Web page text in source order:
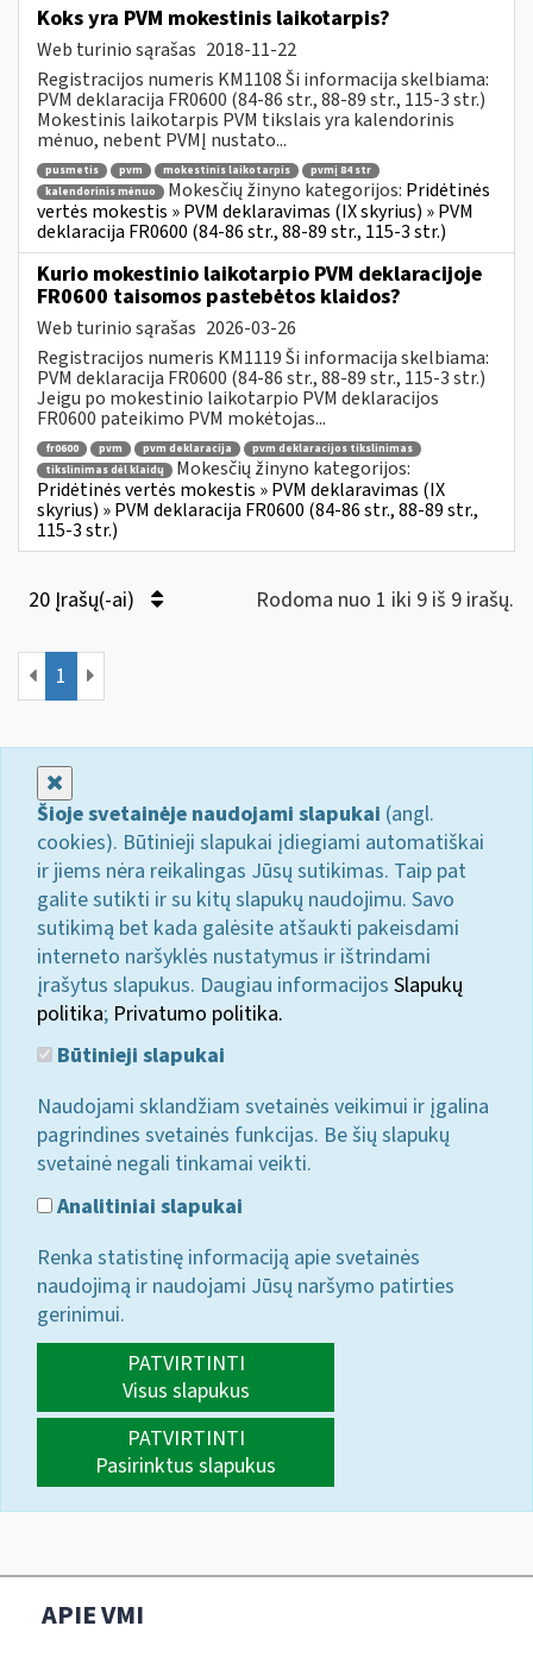
Koks yra PVM mokestinis laikotarpis?
Web turinio sąrašas 2018-11-22
Registracijos numeris KM1108 Ši informacija skelbiama:
PVM deklaracija FR0600 (84-86 str., 88-89 str., 115-3 str.)
Mokestinis laikotarpis PVM tikslais yra kalendorinis
mėnuo, nebent PVMĮ nustato...
pusmetis pvm mokestinis laikotarpis
pvmį 84 str
kalendorinis mėnuo
Mokesčių žinyno kategorijos: Pridėtinės
vertės mokestis » PVM deklaravimas (IX skyrius) » PVM
deklaracija FR0600 (84-86 str., 88-89 str., 115-3 str.)
Kurio mokestinio laikotarpio PVM deklaracijoje
FR0600 taisomos pastebėtos klaidos?
Web turinio sąrašas 2026-03-26
Registracijos numeris KM1119 Ši informacija skelbiama:
PVM deklaracija FR0600 (84-86 str., 88-89 str., 115-3 str.)
Jeigu po mokestinio laikotarpio PVM deklaracijos
FR0600 pateikimo PVM mokėtojas...
fr0600 pvm pvm deklaracija
pvm deklaracijos tikslinimas
tikslinimas dėl klaidų
Mokesčių žinyno kategorijos:
Pridėtinės vertės mokestis » PVM deklaravimas (IX
skyrius) » PVM deklaracija FR0600 (84-86 str., 88-89 str.,
115-3 str.)
20 Įrašų(-ai) Rodoma nuo 1 iki 9 iš 9 irašų.
1
Šioje svetainėje naudojami slapukai (angl.
cookies). Būtinieji slapukai įdiegiami automatiškai
ir jiems nėra reikalingas Jūsų sutikimas. Taip pat
galite sutikti ir su kitų slapukų naudojimu. Savo
sutikimą bet kada galėsite atšaukti pakeisdami
interneto naršyklės nustatymus ir ištrindami
įrašytus slapukus. Daugiau informacijos Slapukų
politika; Privatumo politika.
Būtinieji slapukai
Naudojami sklandžiam svetainės veikimui ir įgalina
pagrindines svetainės funkcijas. Be šių slapukų
svetainė negali tinkamai veikti.
Analitiniai slapukai
Renka statistinę informaciją apie svetainės
naudojimą ir naudojami Jūsų naršymo patirties
gerinimui.
PATVIRTINTI
Visus slapukus
PATVIRTINTI
Pasirinktus slapukus
APIE VMI